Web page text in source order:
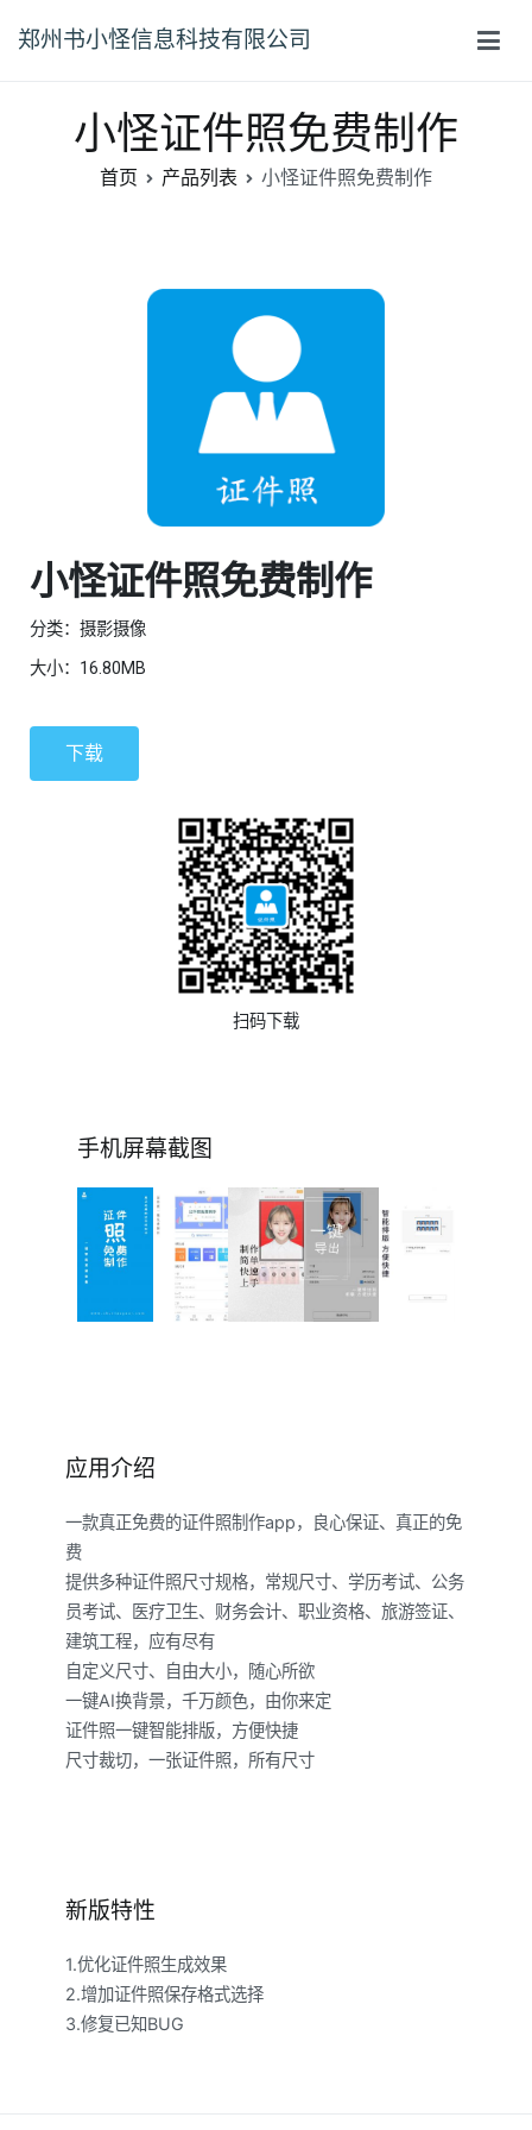
郑州书小怪信息科技有限公司
小怪证件照免费制作
首页 产品列表 小怪证件照免费制作
小怪证件照免费制作
分类：摄影摄像
大小：16.80MB
下载
扫码下载
手机屏幕截图
应用介绍
一款真正免费的证件照制作app，良心保证、真正的免
费
提供多种证件照尺寸规格，常规尺寸、学历考试、公务
员考试、医疗卫生、财务会计、职业资格、旅游签证、
建筑工程，应有尽有
自定义尺寸、自由大小，随心所欲
一键AI换背景，千万颜色，由你来定
证件照一键智能排版，方便快捷
尺寸裁切，一张证件照，所有尺寸
新版特性
1.优化证件照生成效果
2.增加证件照保存格式选择
3.修复已知BUG